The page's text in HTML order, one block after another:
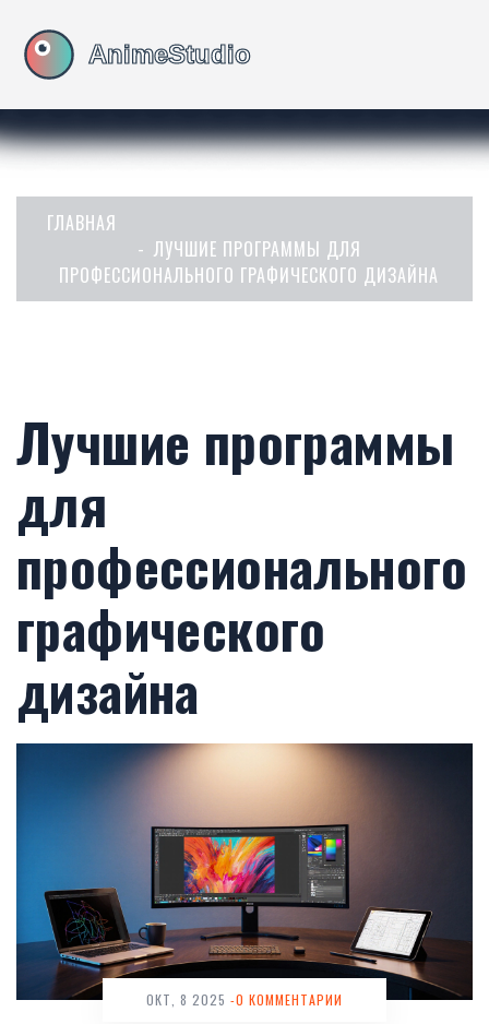
ГЛАВНАЯ
ЛУЧШИЕ ПРОГРАММЫ ДЛЯ
ПРОФЕССИОНАЛЬНОГО ГРАФИЧЕСКОГО ДИЗАЙНА
Лучшие программы
для
профессионального
графического
дизайна
ОКТ, 8 2025 -0 КОММЕНТАРИИ